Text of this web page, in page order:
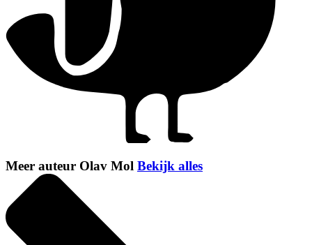
Meer auteur Olav Mol Bekijk alles